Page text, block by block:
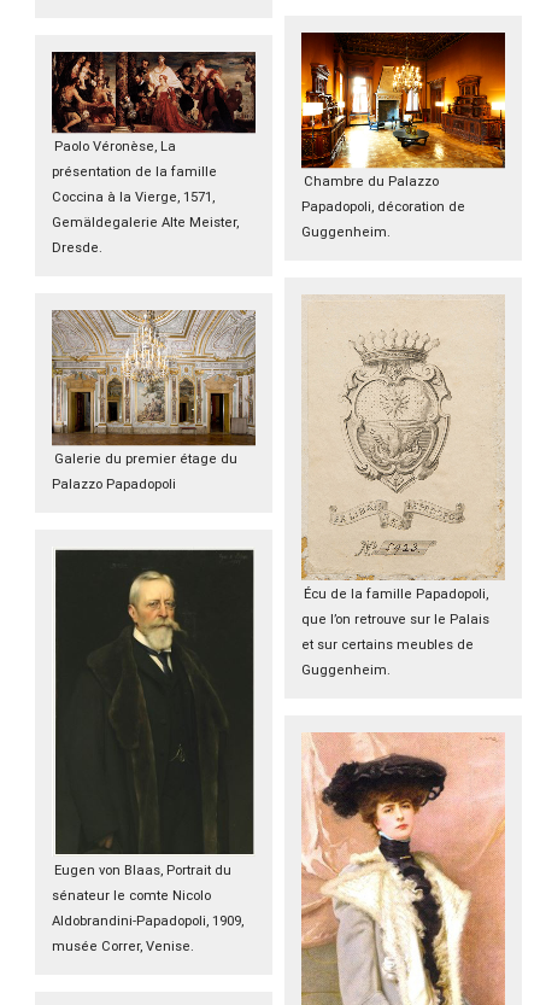
Paolo Véronèse, La
présentation de la famille
Coccina à la Vierge, 1571,
Gemäldegalerie Alte Meister,
Dresde.
Galerie du premier étage du
Palazzo Papadopoli
Eugen von Blaas, Portrait du
sénateur le comte Nicolo
Aldobrandini-Papadopoli, 1909,
musée Correr, Venise.
Chambre du Palazzo
Papadopoli, décoration de
Guggenheim.
Écu de la famille Papadopoli,
que l’on retrouve sur le Palais
et sur certains meubles de
Guggenheim.